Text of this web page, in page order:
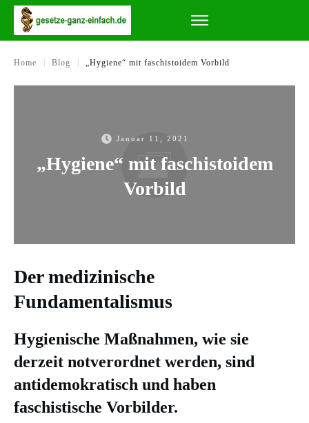
Home Blog „Hygiene“ mit faschistoidem Vorbild
Januar 11, 2021
„Hygiene“ mit faschistoidem
Vorbild
Der medizinische
Fundamentalismus
Hygienische Maßnahmen, wie sie
derzeit notverordnet werden, sind
antidemokratisch und haben
faschistische Vorbilder.